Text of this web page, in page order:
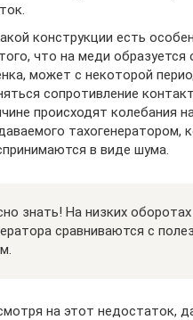
конструкции есть
что на меди образуется
может с некоторой
сопротивление
происходят колебания
тахогенератором,
в виде шума.
знать! На низких
сравниваются с
на этот недостаток,